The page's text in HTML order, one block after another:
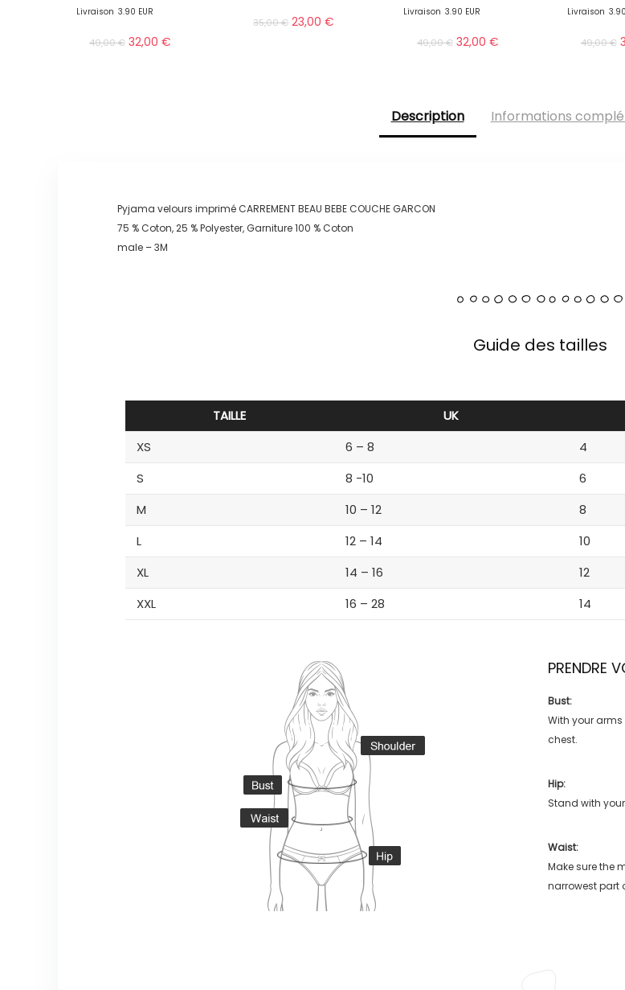
Livraison 3.90 EUR
49,00€ 32,00 €
35,00€ 23,00€
Livraison 3.90 EUR
49,00€ 32,00 €
Livraison
49,00€
Description Informations
Pyjama velours imprimé CARREMENT BEAU BEBE COUCHE GARCON
75 % Coton, 25 % Polyester, Garniture 100 % Coton
male – 3M
Guide des tailles
TAILLE UK
XS
6 – 8 4
S
8 -10 6
M
10 – 12 8
L
12 – 14 10
XL
14 – 16 12
XXL
16 – 28 14
PRENDRE
Bust:
With your
chest.
Hip:
Stand with
Waist:
Make sure the
narrowest part